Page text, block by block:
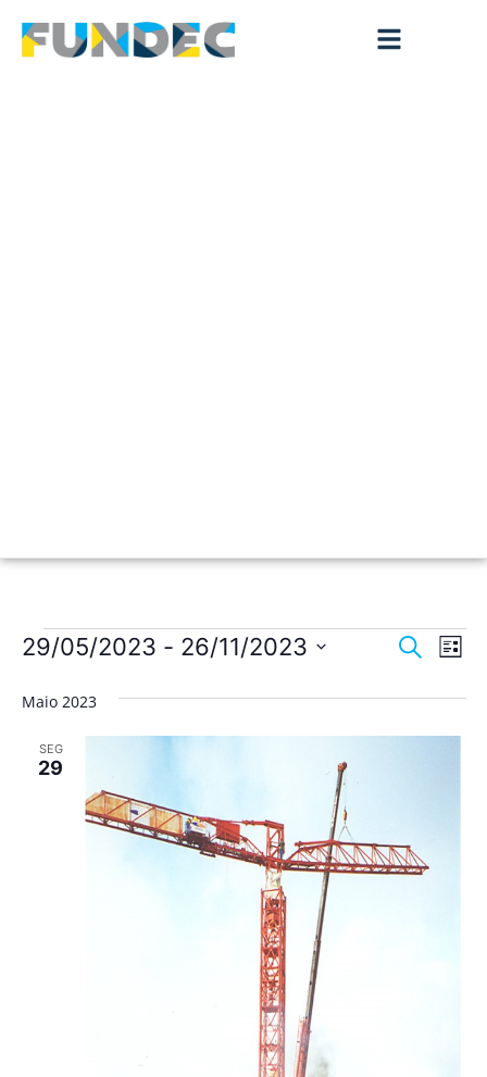
de
de
Pesquisar
de
Lista
29/05/2023 - 26/11/2023
data.
Maio 2023
SEG
29